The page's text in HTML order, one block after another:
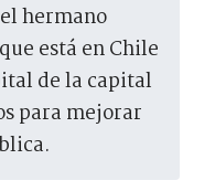
hermano
está en Chile
de la capital
para mejorar